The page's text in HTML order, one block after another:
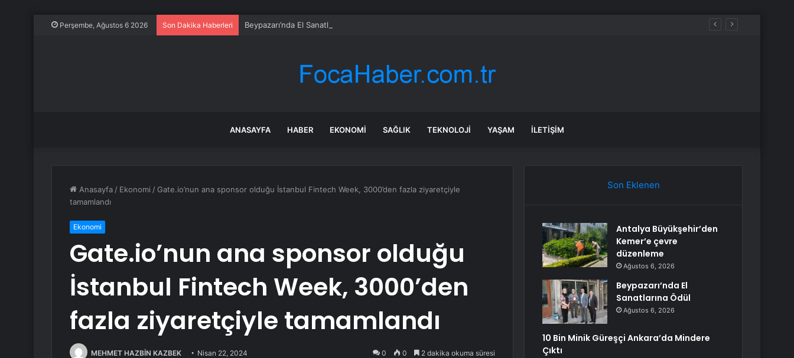
Perşembe, Ağustos 6 2026 Son Dakika Haberleri Beypazarı’nda El Sanatlarına Ödül
ANASAYFA HABER EKONOMI SAĞLIK TEKNOLOJI YAŞAM İLETIŞIM
Anasayfa / Ekonomi / Gate.io’nun ana sponsor olduğu İstanbul Fintech Week, 3000’den fazla ziyaretçiyle
tamamlandı
Ekonomi
Gate.io’nun ana sponsor olduğu
İstanbul Fintech Week, 3000’den
fazla ziyaretçiyle tamamlandı
MEHMET HAZBİN KAZBEK Nisan 22, 2024 0 0 2 dakika okuma süresi
Son Eklenen
Antalya Büyükşehir’den
Kemer’e çevre
düzenleme
Ağustos 6, 2026
Beypazarı’nda El
Sanatlarına Ödül
Ağustos 6, 2026
10 Bin Minik Güreşçi Ankara’da Mindere
Çıktı